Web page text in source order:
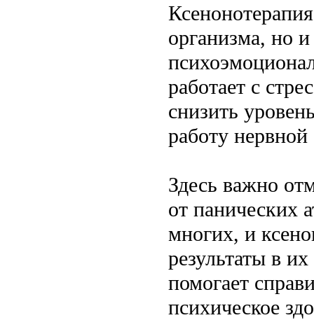
организма, но и
работает с
снизить
работу
Здесь важно
от панических
многих, и
результаты в
помогает
психическое